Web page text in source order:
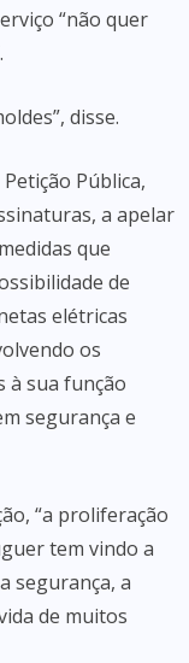
“não quer
disse.
Pública,
a apelar
que
de
elétricas
os
à sua função
segurança e
“a proliferação
tem vindo a
segurança, a
de muitos